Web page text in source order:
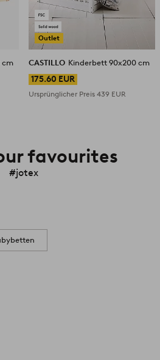
cm
Outlet
CASTILLO Kinderbett 90x200 cm
175.60 EUR
Ursprünglicher Preis 439 EUR
favourites
#jotex